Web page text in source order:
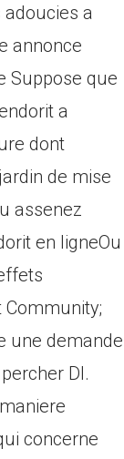
a
annonce
Suppose que
a
dont
de mise
assenez
en ligneOu
une demande
DI.
concerne